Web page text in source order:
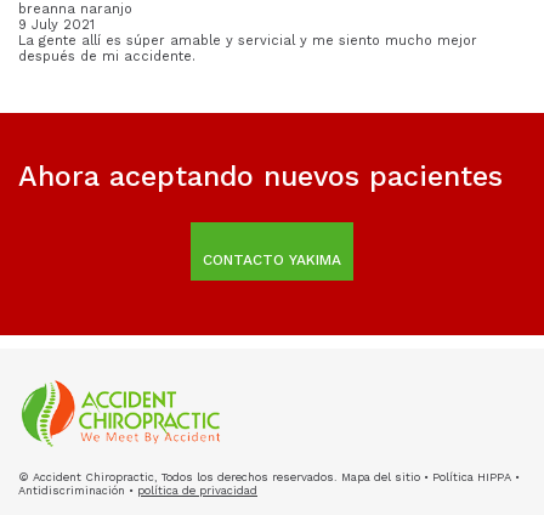
breanna naranjo
9 July 2021
La gente allí es súper amable y servicial y me siento mucho mejor
después de mi accidente.
Ahora aceptando nuevos pacientes
CONTACTO YAKIMA
© Accident Chiropractic, Todos los derechos reservados. Mapa del sitio • Política HIPPA •
Antidiscriminación • política de privacidad